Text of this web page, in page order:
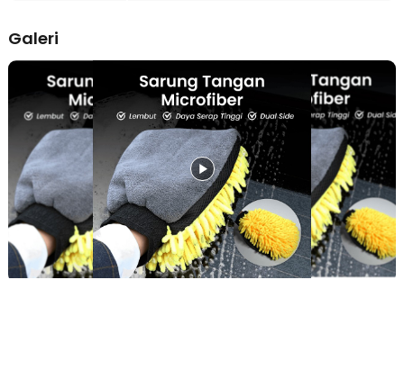
Gerakan membersihkan menjadi lebih presisi dan cepat. Sangat
cocok untuk penggunaan rutin di rumah.
Daya Serap Baik & Cepat Kering
Bahan microfiber memiliki kemampuan menyerap air dan cairan
pembersih dengan baik. Membantu mempercepat proses
pengeringan setelah mencuci mobil atau motor. Setelah dicuci
ulang, kain lebih cepat kering dan siap dipakai kembali. Praktis
untuk penggunaan berulang.
Multifungsi untuk Banyak Permukaan
Tidak hanya untuk bodi mobil, produk ini juga bisa digunakan pada
dashboard, interior mobil, kaca, motor, hingga furniture rumah.
Cocok sebagai alat kebersihan serbaguna harian. Dengan satu
produk, banyak kebutuhan pembersihan bisa diselesaikan lebih
efisien.
Galeri